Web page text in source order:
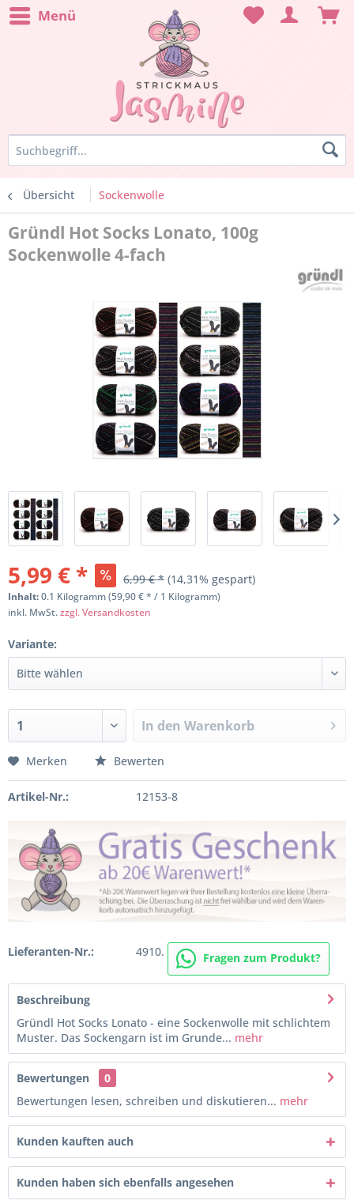
Menü
Übersicht Sockenwolle
Gründl Hot Socks Lonato, 100g
Sockenwolle 4-fach
5,99 € * 6,99 € * (14,31% gespart)
Inhalt:0.1 Kilogramm (59,90 € * / 1 Kilogramm)
inkl. MwSt.zzgl. Versandkosten
Variante:
In den Warenkorb
Merken Bewerten
Artikel-Nr.: 12153-8
Lieferanten-Nr.: 4910. Fragen zum Produkt?
Beschreibung
Gründl Hot Socks Lonato - eine Sockenwolle mit schlichtem
Muster. Das Sockengarn ist im Grunde... mehr
Bewertungen
0
Bewertungen lesen, schreiben und diskutieren... mehr
Kunden kauften auch
Kunden haben sich ebenfalls angesehen